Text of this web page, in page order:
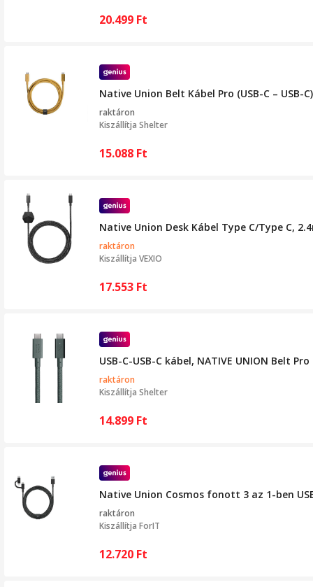
20.499 Ft
Native Union Belt Kábel Pro (USB-C – USB-
raktáron
Kiszállítja Shelter
15.088 Ft
Native Union Desk Kábel Type C/Type C,
raktáron
Kiszállítja VEXIO
17.553 Ft
USB-C-USB-C kábel, NATIVE UNION Belt
raktáron
Kiszállítja Shelter
14.899 Ft
Native Union Cosmos fonott 3 az 1-ben
raktáron
Kiszállítja ForIT
12.720 Ft